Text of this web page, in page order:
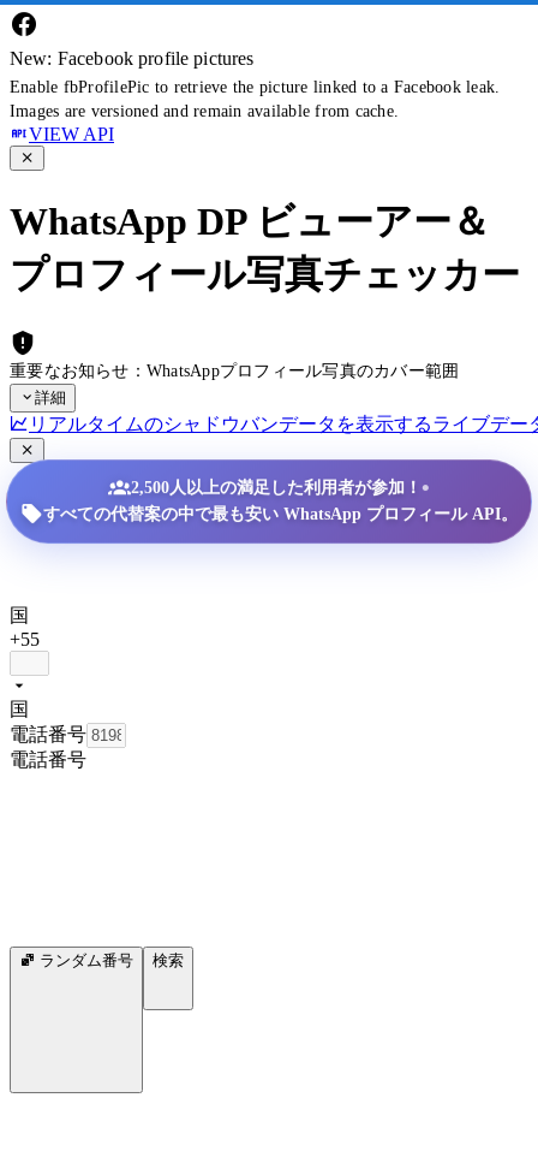
New: Facebook profile pictures
Enable fbProfilePic to retrieve the picture linked to a Facebook leak.
Images are versioned and remain available from cache.
VIEW API
WhatsApp DP ビューアー＆
プロフィール写真チェッカー
重要なお知らせ：WhatsAppプロフィール写真のカバー範囲
詳細
リアルタイムのシャドウバンデータを表示するライブデー
2,500人以上の満足した利用者が参加！ •
すべての代替案の中で最も安い WhatsApp プロフィール API。
国
+55
国
電話番号
電話番号
ランダム番号 検索